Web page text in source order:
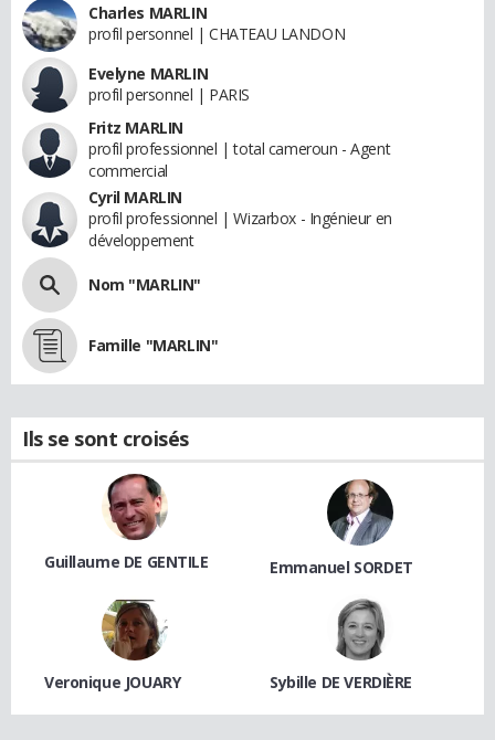
Charles MARLIN
profil personnel | CHATEAU LANDON
Evelyne MARLIN
profil personnel | PARIS
Fritz MARLIN
profil professionnel | total cameroun - Agent
commercial
Cyril MARLIN
profil professionnel | Wizarbox - Ingénieur en
développement
Nom "MARLIN"
Famille "MARLIN"
Ils se sont croisés
Guillaume DE GENTILE Emmanuel SORDET
Veronique JOUARY Sybille DE VERDIÈRE